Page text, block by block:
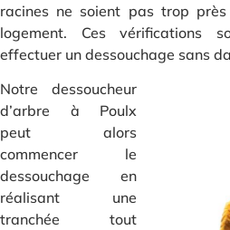
racines ne soient pas trop
logement. Ces vérifications
effectuer un dessouchage sans
Notre dessoucheur
d’arbre à Poulx
peut alors
commencer le
dessouchage en
réalisant une
tranchée tout